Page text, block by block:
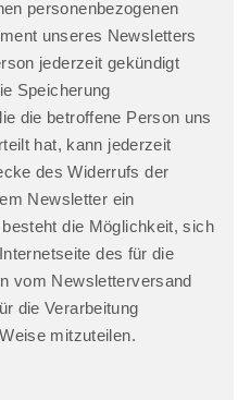
personenbezogenen
unseres Newsletters
jederzeit gekündigt
Speicherung
die betroffene Person uns
hat, kann jederzeit
des Widerrufs der
Newsletter ein
die Möglichkeit, sich
des für die
vom Newsletterversand
die Verarbeitung
mitzuteilen.